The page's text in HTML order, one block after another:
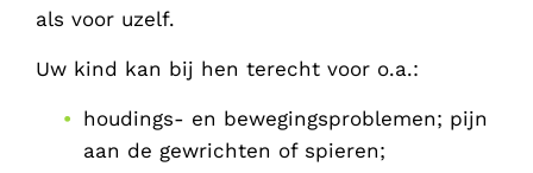
als voor uzelf.
Uw kind kan bij hen terecht voor o.a.:
houdings- en bewegingsproblemen; pijn
aan de gewrichten of spieren;